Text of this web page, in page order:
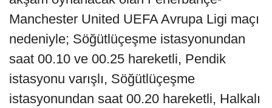
Manchester United UEFA Avrupa Ligi maçı
nedeniyle; Söğütlüçeşme istasyonundan
saat 00.10 ve 00.25 hareketli, Pendik
istasyonu varışlı, Söğütlüçeşme
istasyonundan saat 00.20 hareketli, Halkalı